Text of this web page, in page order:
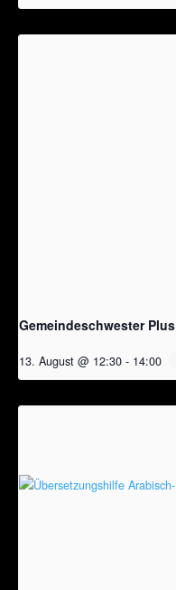
Gemeindeschwester Plus
13. August @ 12:30 - 14:00